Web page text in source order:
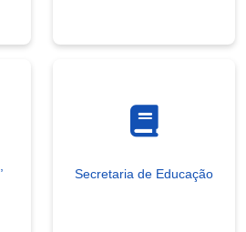
Secretaria de Educação